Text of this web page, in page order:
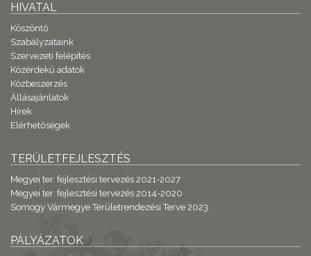
HIVATAL
Köszöntő
Szabályzataink
Szervezeti felépítés
Közérdekű adatok
Közbeszerzés
Állásajánlatok
Hírek
Elérhetőségek
TERÜLETFEJLESZTÉS
Megyei ter. fejlesztési tervezés 2021-2027
Megyei ter. fejlesztési tervezés 2014-2020
Somogy Vármegye Területrendezési Terve 2023.
PÁLYÁZATOK